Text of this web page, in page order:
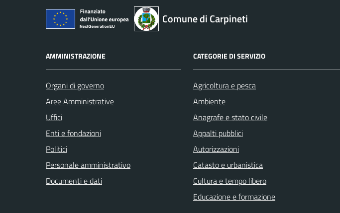
Comune di Carpineti
AMMINISTRAZIONE
Organi di governo
Aree Amministrative
Uffici
Enti e fondazioni
Politici
Personale amministrativo
Documenti e dati
CATEGORIE DI SERVIZIO
Agricoltura e pesca
Ambiente
Anagrafe e stato civile
Appalti pubblici
Autorizzazioni
Catasto e urbanistica
Cultura e tempo libero
Educazione e formazione